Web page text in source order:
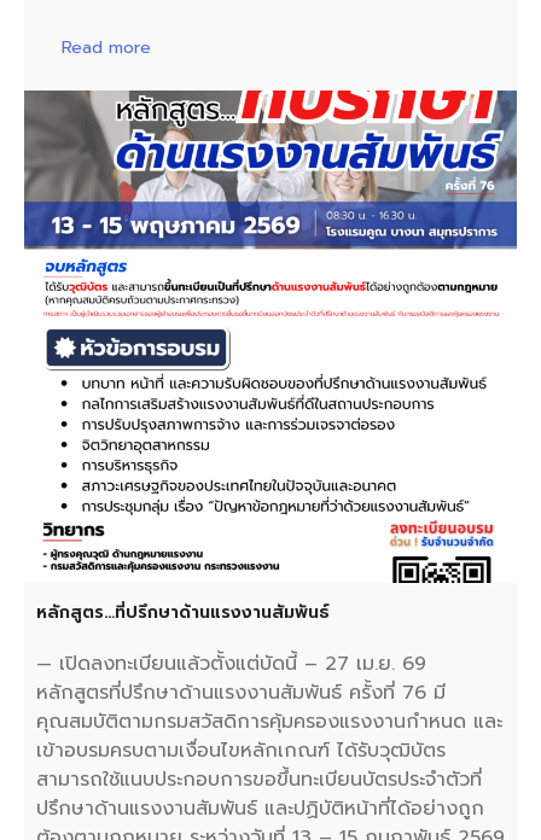
Read more
หลักสูตร…ที่ปรึกษาด้านแรงงานสัมพันธ์
— เปิดลงทะเบียนแล้วตั้งแต่บัดนี้ – 27 เม.ย. 69
หลักสูตรที่ปรึกษาด้านแรงงานสัมพันธ์ ครั้งที่ 76 มี
คุณสมบัติตามกรมสวัสดิการคุ้มครองแรงงานกำหนด และ
เข้าอบรมครบตามเงื่อนไขหลักเกณฑ์ ได้รับวุฒิบัตร
สามารถใช้แนบประกอบการขอขึ้นทะเบียนบัตรประจำตัวที่
ปรึกษาด้านแรงงานสัมพันธ์ และปฏิบัติหน้าที่ได้อย่างถูก